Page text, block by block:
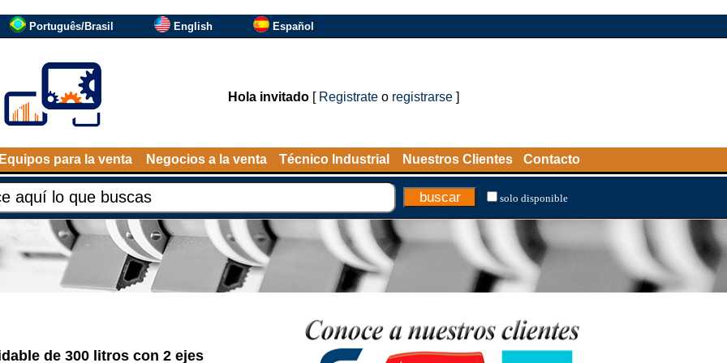
Português/Brasil English Español
Hola invitado[ Registrateo registrarse]
para la venta Negocios a la venta Técnico Industrial Nuestros Clientes Contacto
solo disponible
de 300 litros con 2 ejes